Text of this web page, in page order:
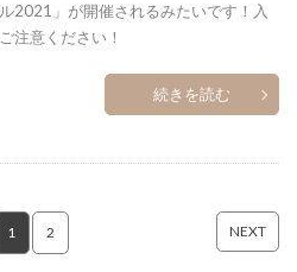
2021」が開催されるみたいです！入
注意ください！
続きを読む
1 2 NEXT